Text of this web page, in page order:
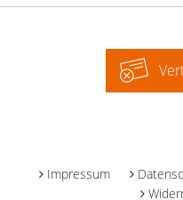
Impressum